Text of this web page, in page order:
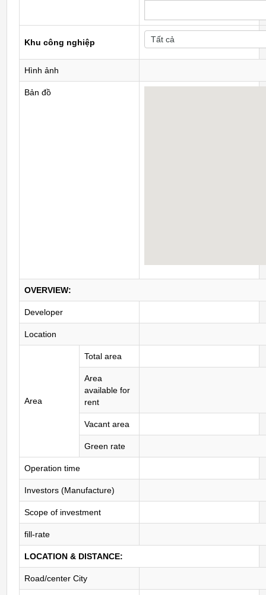
Khu công nghiệp
Hình ảnh
Bản đồ
OVERVIEW:
Developer
Location
Area
Total area
Area
available for
rent
Vacant area
Green rate
Operation time
Investors (Manufacture)
Scope of investment
fill-rate
LOCATION & DISTANCE:
Road/center City